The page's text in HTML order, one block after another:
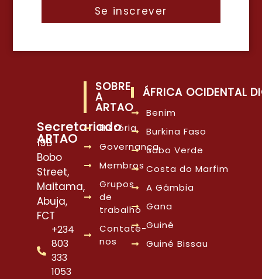
Se inscrever
Secretariado
ARTAO
19B
Bobo
Street,
Maitama,
Abuja,
FCT
+234
803
333
1053
SOBRE
A
ARTAO
História
Governança
Membros
Grupos
de
trabalho
Contate-
nos
ÁFRICA OCIDENTAL
Benim
Burkina Faso
cabo Verde
Costa do Marfim
A Gâmbia
Gana
Guiné
Guiné Bissau